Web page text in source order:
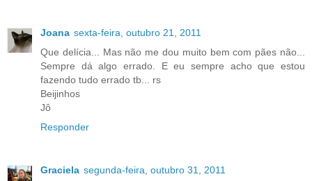
Joana sexta-feira, outubro 21, 2011
Que delícia... Mas não me dou muito bem com pães não...
Sempre dá algo errado. E eu sempre acho que estou
fazendo tudo errado tb... rs
Beijinhos
Jô
Responder
Graciela segunda-feira, outubro 31, 2011